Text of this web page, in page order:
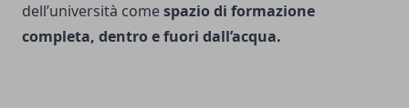
dell’università comespazio di formazione
completa, dentro e fuori dall’acqua.